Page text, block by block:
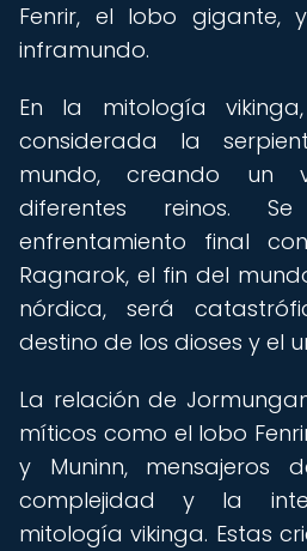
Fenrir, el lobo gigante,
inframundo.
En la mitología
considerada la
mundo, creando un
diferentes reinos.
enfrentamiento final
Ragnarok, el fin del
nórdica, será
destino de los dioses y el
La relación de
míticos como el lobo
y Muninn, mensajeros
complejidad y la
mitología vikinga. Estas